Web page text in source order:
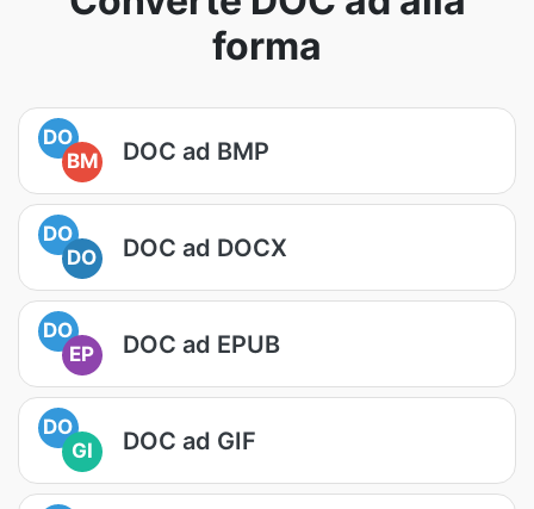
forma
DO
BM
DOC ad BMP
DO
DO
DOC ad DOCX
DO
EP
DOC ad EPUB
DO
GI
DOC ad GIF